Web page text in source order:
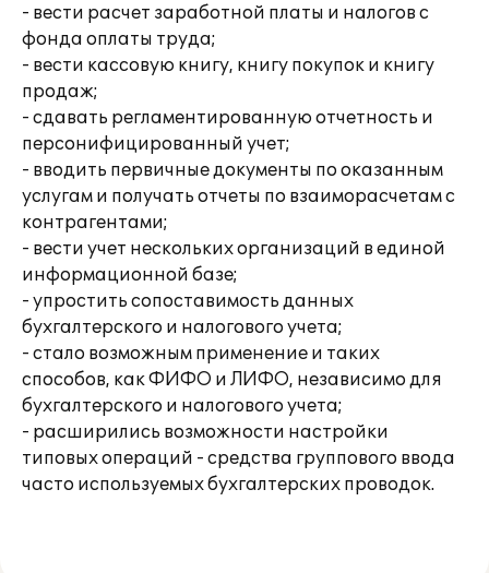
- вести расчет заработной платы и налогов с
фонда оплаты труда;
- вести кассовую книгу, книгу покупок и книгу
продаж;
- сдавать регламентированную отчетность и
персонифицированный учет;
- вводить первичные документы по оказанным
услугам и получать отчеты по взаиморасчетам с
контрагентами;
- вести учет нескольких организаций в единой
информационной базе;
- упростить сопоставимость данных
бухгалтерского и налогового учета;
- стало возможным применение и таких
способов, как ФИФО и ЛИФО, независимо для
бухгалтерского и налогового учета;
- расширились возможности настройки
типовых операций - средства группового ввода
часто используемых бухгалтерских проводок.